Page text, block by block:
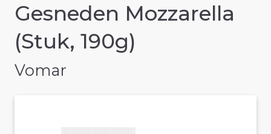
Gesneden Mozzarella
(Stuk, 190g)
Vomar